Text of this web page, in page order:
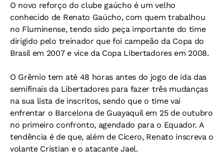
O novo reforço do clube gaúcho é um velho
conhecido de Renato Gaúcho, com quem trabalhou
no Fluminense, tendo sido peça importante do time
dirigido pelo treinador que foi campeão da Copa do
Brasil em 2007 e vice da Copa Libertadores em 2008.
O Grêmio tem até 48 horas antes do jogo de ida das
semifinais da Libertadores para fazer três mudanças
na sua lista de inscritos, sendo que o time vai
enfrentar o Barcelona de Guayaquil em 25 de outubro
no primeiro confronto, agendado para o Equador. A
tendência é de que, além de Cícero, Renato inscreva o
volante Cristian e o atacante Jael.